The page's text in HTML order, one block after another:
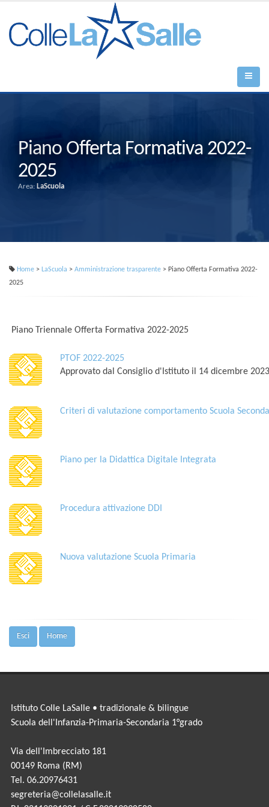
Piano Offerta Formativa 2022-
2025
Area: LaScuola
Home > LaScuola > Amministrazione trasparente > Piano Offerta Formativa 2022-
2025
Piano Triennale Offerta Formativa 2022-2025
PTOF 2022-2025
Approvato dal Consiglio d'Istituto il 14 dicembre 2023
Criteri di valutazione comportamento Scuola
Piano per la Didattica Digitale Integrata
Procedura attivazione DDI
Nuova valutazione Scuola Primaria
Esci Home
Istituto Colle LaSalle • tradizionale & bilingue
Scuola dell'Infanzia-Primaria-Secondaria 1°grado
Via dell'Imbrecciato 181
00149 Roma (RM)
Tel. 06.20976431
segreteria@collelasalle.it